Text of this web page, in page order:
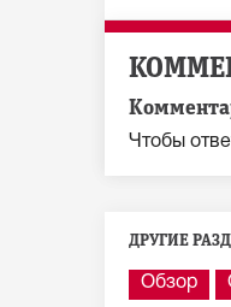
Чтобы
ДРУГИЕ
Обзор